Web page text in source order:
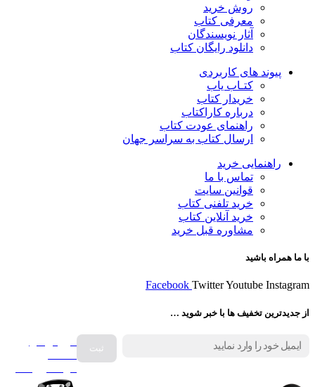
روش خرید
معرفی کتاب
آثار نویسندگان
دانلود رایگان کتاب
پیوند های کاربردی
کتـاب یاب
خریدار کتاب
درباره کاراکتاب
راهنمای عودت کتاب
ارسال کتاب به سراسر جهان
راهنمایی خرید
تماس با ما
قوانین سایت
خرید تلفنی کتاب
خرید آنلاین کتاب
مشاوره قبل خرید
با ما همراه باشید
Facebook TwitterYoutube Instagram
از جدیدترین تخفیف ها با خبر شوید …
فروش انواع